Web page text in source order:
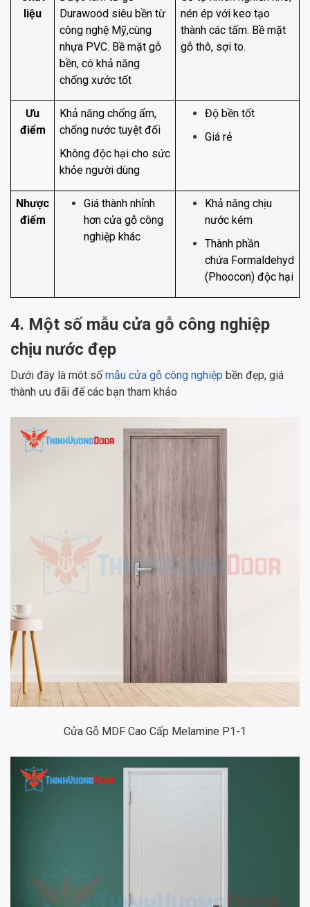
liệu
Durawood siêu bền từ
công nghệ Mỹ,cùng
nhựa PVC. Bề mặt gỗ
bền, có khả năng
chống xước tốt
nén ép với keo tạo
thành các tấm. Bề mặt
gỗ thô, sợi to.
Ưu
điểm
Khả năng chống ẩm,
chống nước tuyệt đối
Không độc hại cho sức
khỏe người dùng
Độ bền tốt
Giá rẻ
Nhược
điểm
Giá thành nhỉnh
hơn cửa gỗ công
nghiệp khác
Khả năng chịu
nước kém
Thành phần
chứa Formaldehyd
(Phoocon) độc hại
4. Một số mẫu cửa gỗ công nghiệp
chịu nước đẹp
Dưới đây là môt số mẫu cửa gỗ công nghiệp bền đẹp, giá
thành ưu đãi để các bạn tham khảo
Cửa Gỗ MDF Cao Cấp Melamine P1-1